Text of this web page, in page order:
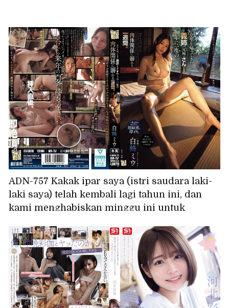
ADN-757 Kakak ipar saya (istri saudara laki-
laki saya) telah kembali lagi tahun ini, dan
kami menghabiskan minggu ini untuk
terjadi setahun sekali. Shiramine Miu